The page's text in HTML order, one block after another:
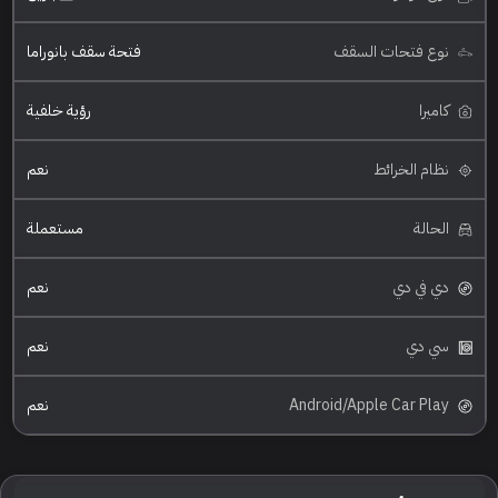
نوع فتحات السقف فتحة سقف بانوراما
كاميرا رؤية خلفية
نظام الخرائط نعم
الحالة مستعملة
دي في دي نعم
سي دي نعم
Android/Apple Car Play نعم